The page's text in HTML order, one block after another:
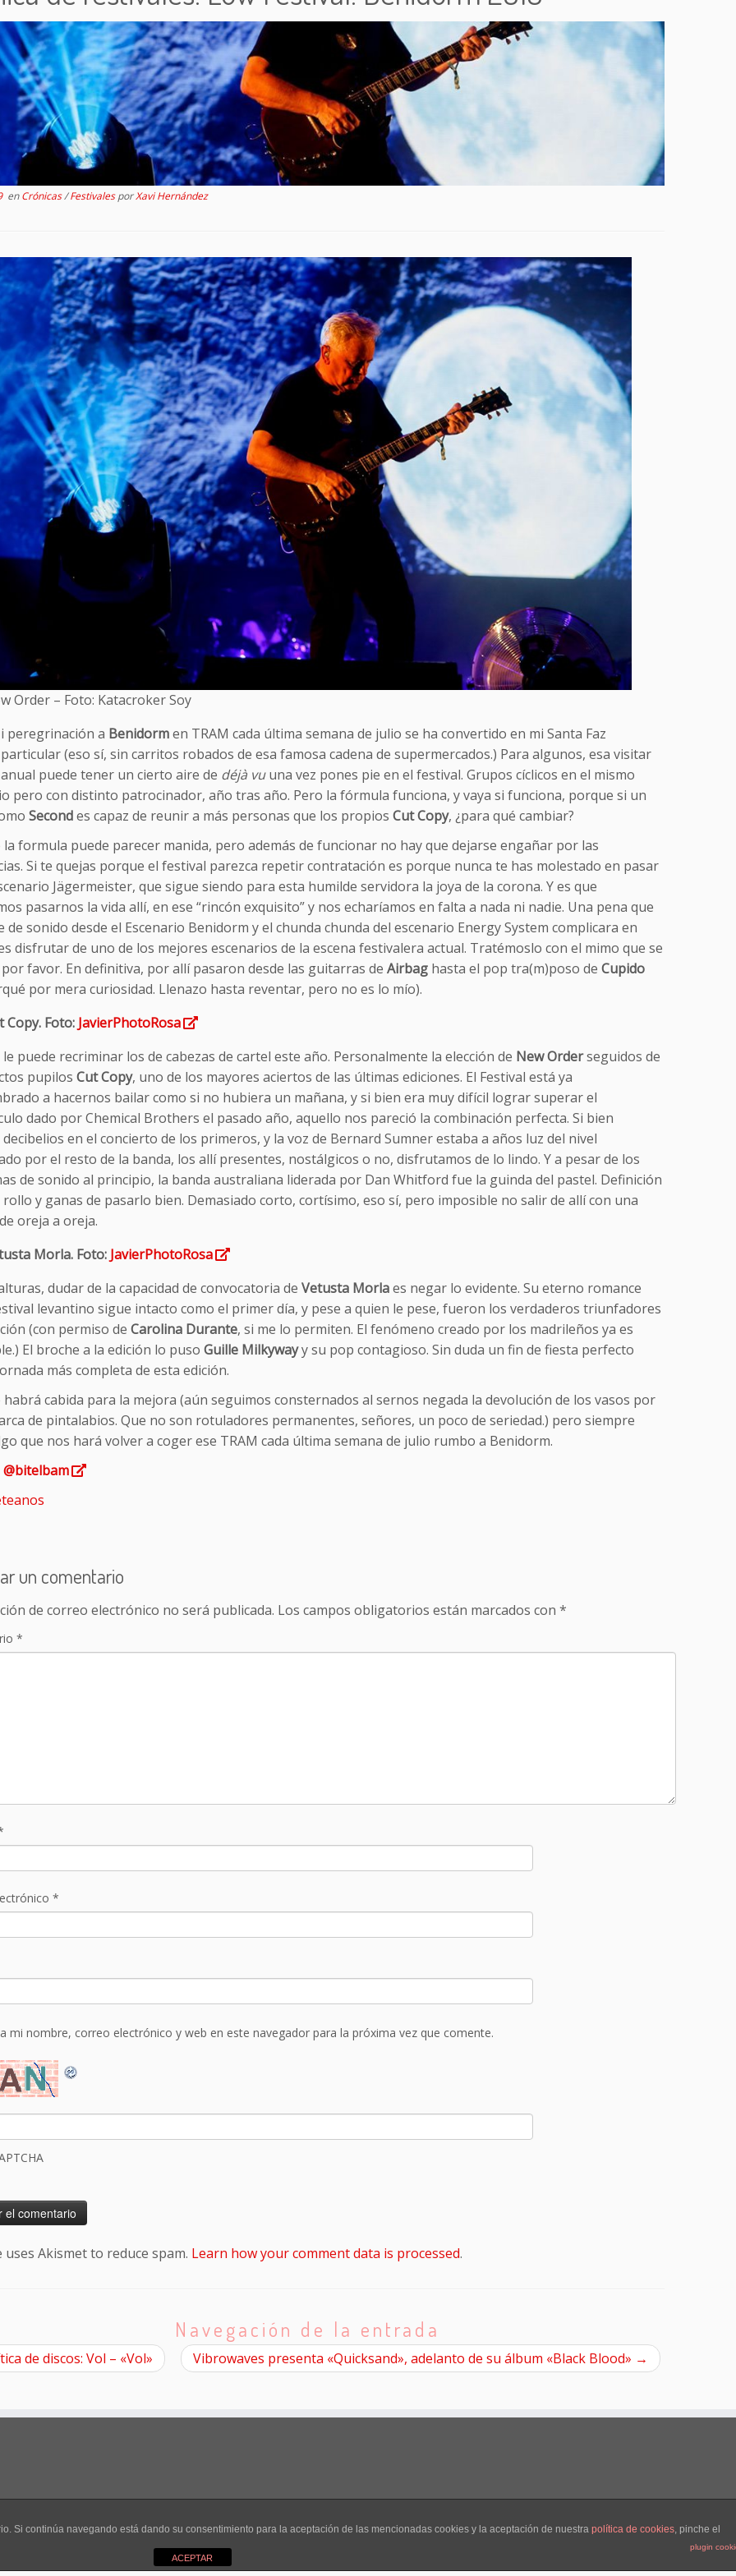
enCrónicas/FestivalesporXavi Hernández
Order – Foto: Katacroker Soy
i peregrinación a Benidormen TRAM cada última semana de julio se ha convertido en mi Santa Faz
particular (eso sí, sin carritos robados de esa famosa cadena de supermercados.) Para algunos, esa visitar
anual puede tener un cierto aire de déjà vuuna vez pones pie en el festival. Grupos cíclicos en el mismo
pero con distinto patrocinador, año tras año. Pero la fórmula funciona, y vaya si funciona, porque si un
Secondes capaz de reunir a más personas que los propios Cut Copy, ¿para qué cambiar?
la formula puede parecer manida, pero además de funcionar no hay que dejarse engañar por las
Si te quejas porque el festival parezca repetir contratación es porque nunca te has molestado en pasar
Jägermeister, que sigue siendo para esta humilde servidora la joya de la corona. Y es que
pasarnos la vida allí, en ese “rincón exquisito” y nos echaríamos en falta a nada ni nadie. Una pena que
de sonido desde el Escenario Benidorm y el chunda chunda del escenario Energy System complicara en
disfrutar de uno de los mejores escenarios de la escena festivalera actual. Tratémoslo con el mimo que se
favor. En definitiva, por allí pasaron desde las guitarras de Airbag hasta el pop tra(m)poso de Cupido
por mera curiosidad. Llenazo hasta reventar, pero no es lo mío).
Copy. Foto: JavierPhotoRosa
le puede recriminar los de cabezas de cartel este año. Personalmente la elección de NewOrderseguidos de
pupilos CutCopy, uno de los mayores aciertos de las últimas ediciones. El Festival está ya
a hacernos bailar como si no hubiera un mañana, y si bien era muy difícil lograr superar el
dado por Chemical Brothers el pasado año, aquello nos pareció la combinación perfecta. Si bien
en el concierto de los primeros, y la voz de Bernard Sumner estaba a años luz del nivel
por el resto de la banda, los allí presentes, nostálgicos o no, disfrutamos de lo lindo. Y a pesar de los
de sonido al principio, la banda australiana liderada por Dan Whitford fue la guinda del pastel. Definición
y ganas de pasarlo bien. Demasiado corto, cortísimo, eso sí, pero imposible no salir de allí con una
oreja a oreja.
Morla. Foto: JavierPhotoRosa
dudar de la capacidad de convocatoria de Vetusta Morlaes negar lo evidente. Su eterno romance
levantino sigue intacto como el primer día, y pese a quien le pese, fueron los verdaderos triunfadores
(con permiso de Carolina Durante, si me lo permiten. El fenómeno creado por los madrileños ya es
El broche a la edición lo puso Guille Milkywayy su pop contagioso. Sin duda un fin de fiesta perfecto
más completa de esta edición.
habrá cabida para la mejora (aún seguimos consternados al sernos negada la devolución de los vasos por
de pintalabios. Que no son rotuladores permanentes, señores, un poco de seriedad.) pero siempre
que nos hará volver a coger ese TRAM cada última semana de julio rumbo a Benidorm.
@bitelbam
un comentario
de correo electrónico no será publicada. Los campos obligatorios están marcados con *
*
*
mi nombre, correo electrónico y web en este navegador para la próxima vez que comente.
uses Akismet to reduce spam. Learn how your comment data is processed.
Navegación de la entrada
de discos: Vol – «Vol» Vibrowaves presenta «Quicksand», adelanto de su álbum «Black Blood» →
·Creado con ·Diseñado con el
Si continúa navegando está dando su consentimiento para la aceptación de las mencionadas cookies y la aceptación de nuestra política de cookies, pinche el
plugin
ACEPTAR